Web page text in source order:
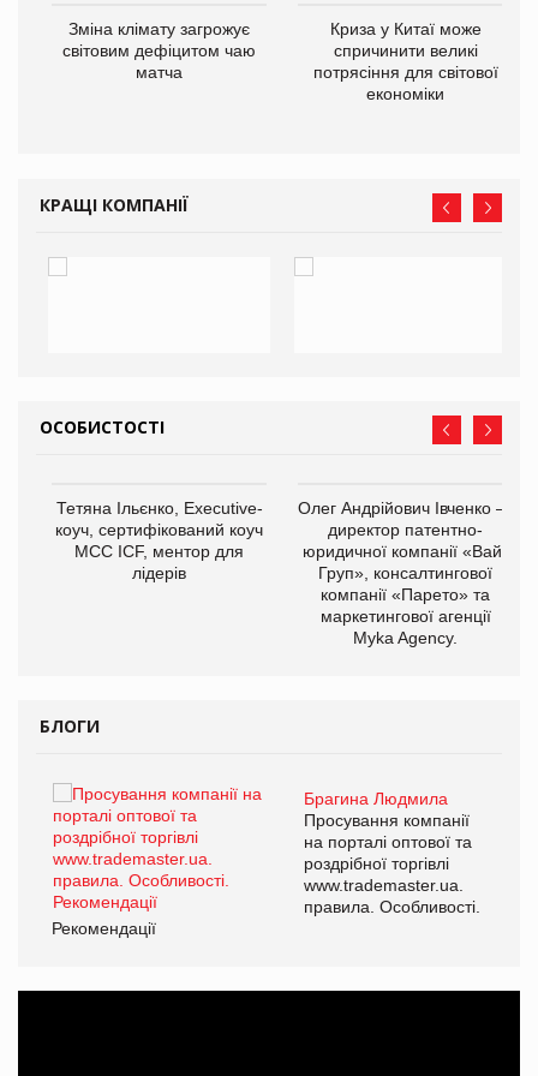
Зміна клімату загрожує
світовим дефіцитом чаю
матча
Криза у Китаї може
спричинити великі
потрясіння для світової
економіки
КРАЩІ КОМПАНІЇ
ОСОБИСТОСТІ
Тетяна Ільєнко, Executive-
коуч, сертифікований коуч
МСС ICF, ментор для
лідерів
Олег Андрійович Івченко —
директор патентно-
юридичної компанії «Вайз
Груп», консалтингової
компанії «Парето» та
маркетингової агенції
Myka Agency.
БЛОГИ
Брагина Людмила
Просування компанії
на порталі оптової та
роздрібної торгівлі
www.trademaster.ua.
правила. Особливості.
Рекомендації